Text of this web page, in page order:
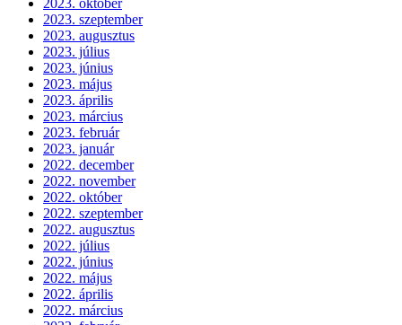
2023. szeptember
2023. augusztus
2023. július
2023. június
2023. május
2023. április
2023. március
2023. február
2023. január
2022. december
2022. november
2022. október
2022. szeptember
2022. augusztus
2022. július
2022. június
2022. május
2022. április
2022. március